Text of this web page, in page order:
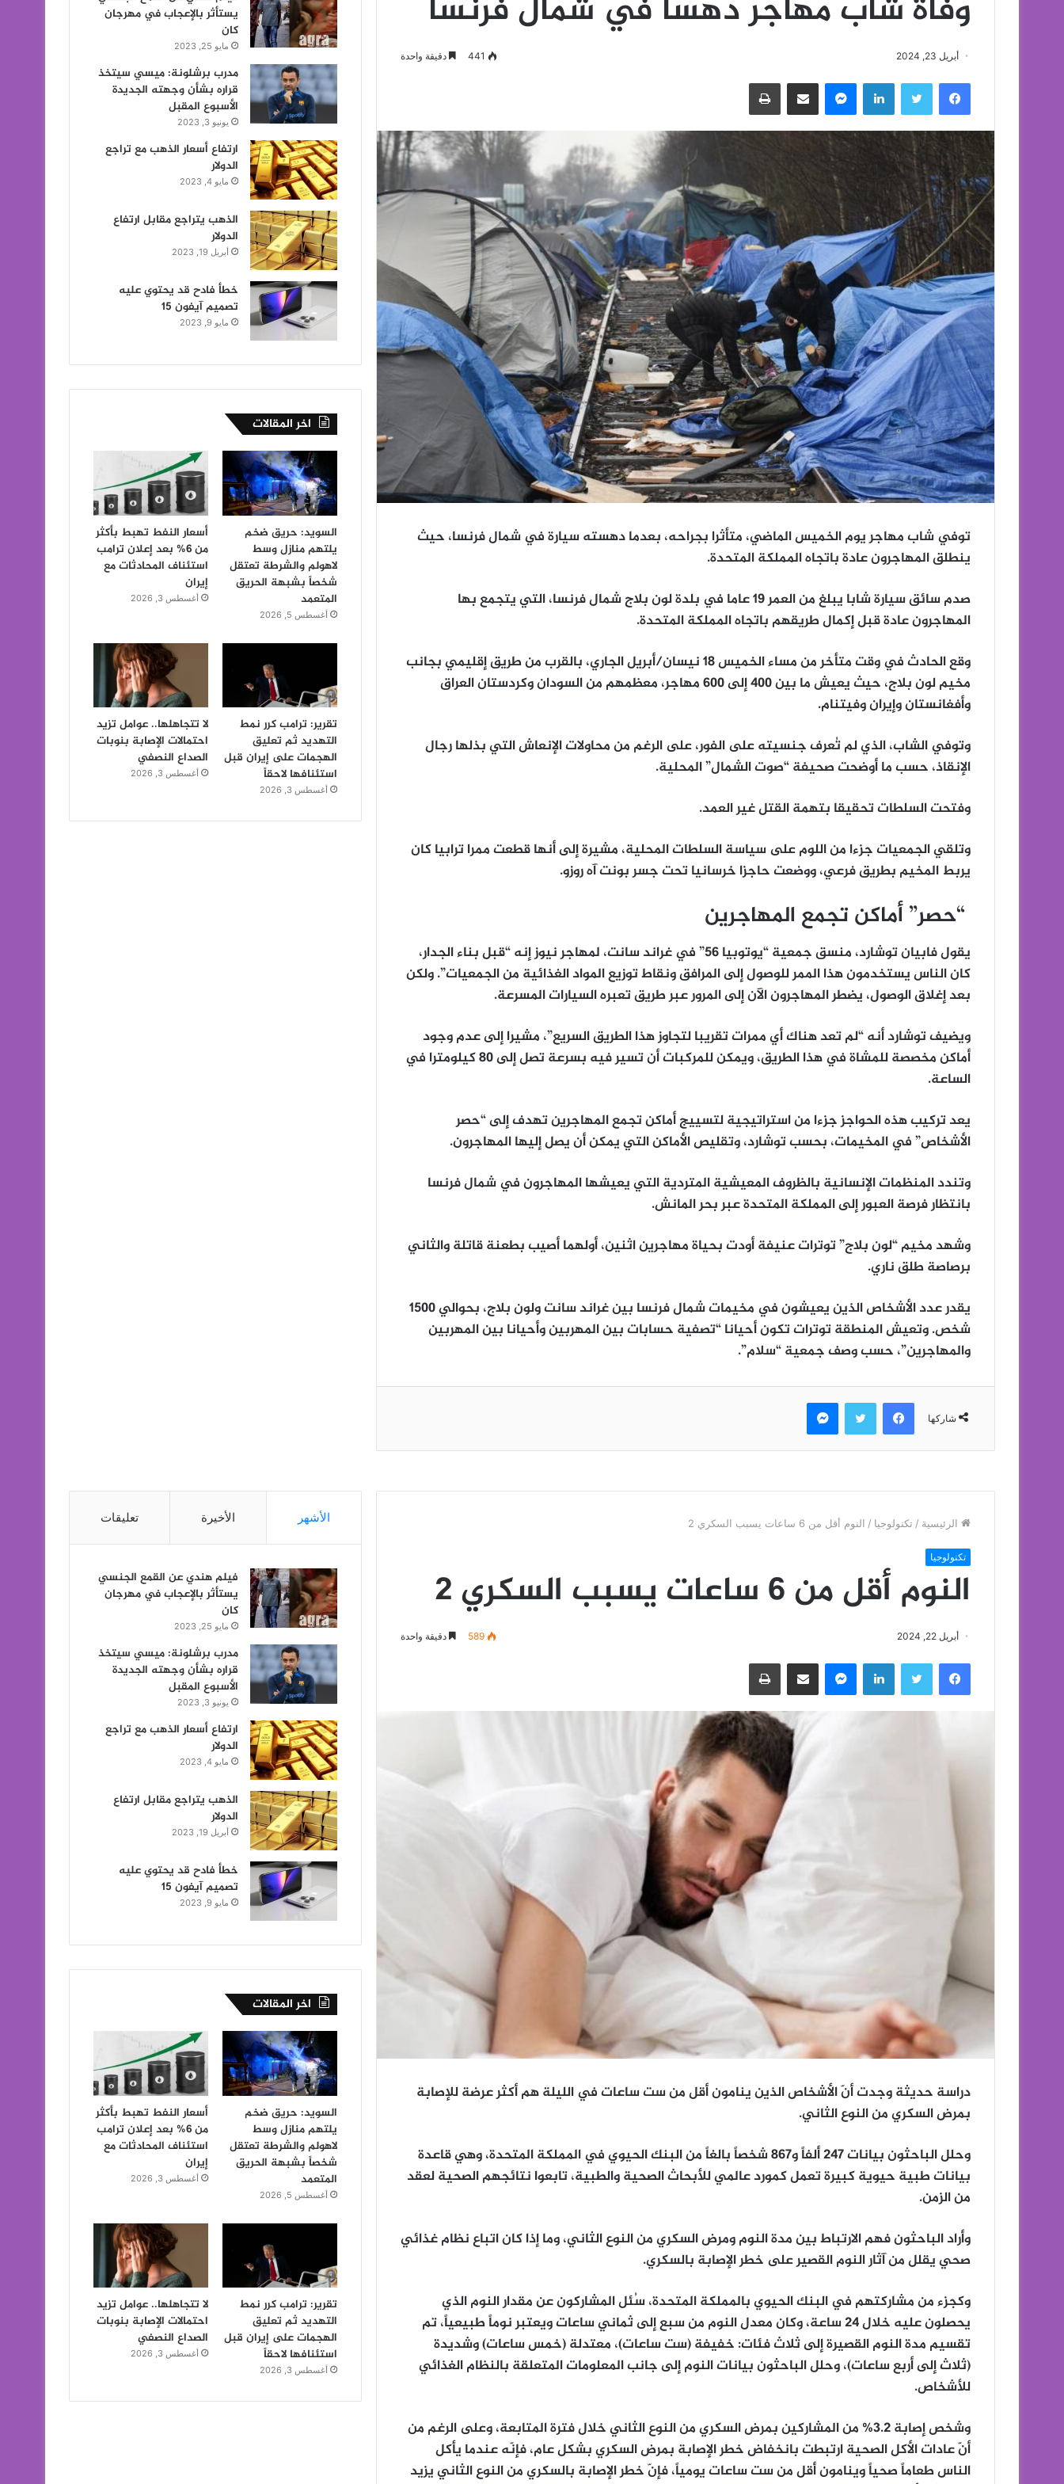
وفاة شاب مهاجر دهسا في شمال فرنسا
أبريل 23, 2024 441 دقيقة واحدة
فيسبوك تويتر لينكدإن ماسنجر مشاركة عبر البريد طباعة
توفي شاب مهاجر يوم الخميس الماضي، متأثرا بجراحه، بعدما دهسته سيارة في شمال فرنسا، حيث
ينطلق المهاجرون عادة باتجاه المملكة المتحدة.
صدم سائق سيارة شابا يبلغ من العمر 19 عاما في بلدة لون بلاج شمال فرنسا، التي يتجمع بها
المهاجرون عادة قبل إكمال طريقهم باتجاه المملكة المتحدة.
وقع الحادث في وقت متأخر من مساء الخميس 18 نيسان/أبريل الجاري، بالقرب من طريق إقليمي بجانب
مخيم لون بلاج، حيث يعيش ما بين 400 إلى 600 مهاجر، معظمهم من السودان وكردستان العراق
وأفغانستان وإيران وفيتنام.
وتوفي الشاب، الذي لم تُعرف جنسيته على الفور، على الرغم من محاولات الإنعاش التي بذلها رجال
الإنقاذ، حسب ما أوضحت صحيفة “صوت الشمال” المحلية.
وفتحت السلطات تحقيقا بتهمة القتل غير العمد.
وتلقي الجمعيات جزءا من اللوم على سياسة السلطات المحلية، مشيرة إلى أنها قطعت ممرا ترابيا كان
يربط المخيم بطريق فرعي، ووضعت حاجزا خرسانيا تحت جسر بونت آه روزو.
“حصر” أماكن تجمع المهاجرين
يقول فابيان توشارد، منسق جمعية “يوتوبيا 56” في غراند سانت، لمهاجر نيوز إنه “قبل بناء الجدار،
كان الناس يستخدمون هذا الممر للوصول إلى المرافق ونقاط توزيع المواد الغذائية من الجمعيات”. ولكن
بعد إغلاق الوصول، يضطر المهاجرون الآن إلى المرور عبر طريق تعبره السيارات المسرعة.
ويضيف توشارد أنه “لم تعد هناك أي ممرات تقريبا لتجاوز هذا الطريق السريع”، مشيرا إلى عدم وجود
أماكن مخصصة للمشاة في هذا الطريق، ويمكن للمركبات أن تسير فيه بسرعة تصل إلى 80 كيلومترا في
الساعة.
يعد تركيب هذه الحواجز جزءا من استراتيجية لتسييج أماكن تجمع المهاجرين تهدف إلى “حصر
الأشخاص” في المخيمات، بحسب توشارد، وتقليص الأماكن التي يمكن أن يصل إليها المهاجرون.
وتندد المنظمات الإنسانية بالظروف المعيشية المتردية التي يعيشها المهاجرون في شمال فرنسا
بانتظار فرصة العبور إلى المملكة المتحدة عبر بحر المانش.
وشهد مخيم “لون بلاج” توترات عنيفة أودت بحياة مهاجرين اثنين، أولهما أصيب بطعنة قاتلة والثاني
برصاصة طلق ناري.
يقدر عدد الأشخاص الذين يعيشون في مخيمات شمال فرنسا بين غراند سانت ولون بلاج، بحوالي 1500
شخص. وتعيش المنطقة توترات تكون أحيانا “تصفية حسابات بين المهربين وأحيانا بين المهربين
والمهاجرين”، حسب وصف جمعية “سلام”.
شاركها
فيسبوك تويتر ماسنجر
يستأثر بالإعجاب في مهرجان
كان
مايو 25, 2023
مدرب برشلونة: ميسي سيتخذ
قراره بشأن وجهته الجديدة
الأسبوع المقبل
يونيو 3, 2023
ارتفاع أسعار الذهب مع تراجع
الدولار
مايو 4, 2023
الذهب يتراجع مقابل ارتفاع
الدولار
أبريل 19, 2023
خطأ فادح قد يحتوي عليه
تصميم آيفون 15
مايو 9, 2023
اخر المقالات
السويد: حريق ضخم
يلتهم منازل وسط
لاهولم والشرطة تعتقل
شخصاً بشبهة الحريق
المتعمد
أغسطس 5, 2026
أسعار النفط تهبط بأكثر
من 6% بعد إعلان ترامب
استئناف المحادثات مع
إيران
أغسطس 3, 2026
تقرير: ترامب كرر نمط
التهديد ثم تعليق
الهجمات على إيران قبل
استئنافها لاحقاً
أغسطس 3, 2026
لا تتجاهلها.. عوامل تزيد
احتمالات الإصابة بنوبات
الصداع النصفي
أغسطس 3, 2026